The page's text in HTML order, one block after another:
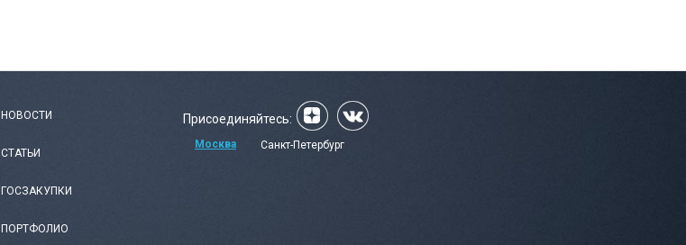
НОВОСТИ
СТАТЬИ
ГОСЗАКУПКИ
ПОРТФОЛИО
Присоединяйтесь:
Москва Санкт-Петербург